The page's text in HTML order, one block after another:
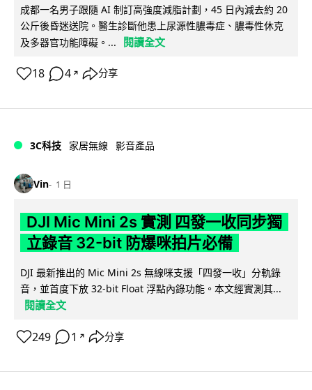
成都一名男子跟隨 AI 制訂高強度減脂計劃，45 日內減去約 20
公斤後昏迷送院。醫生診斷他患上尿源性膿毒症、膿毒性休克
及多器官功能障礙。...
閱讀全文
18 4 ↗ 分享
3C科技 家居無線 影音產品
Vin 1 日
DJI Mic Mini 2s 實測 四發一收同步獨
立錄音 32-bit 防爆咪拍片必備
DJI 最新推出的 Mic Mini 2s 無線咪支援「四發一收」分軌錄
音，並首度下放 32-bit Float 浮點內錄功能。本文經實測其...
閱讀全文
249 1 ↗ 分享